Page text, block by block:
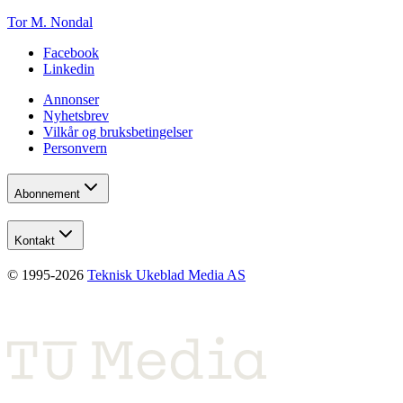
Tor M. Nondal
Facebook
Linkedin
Annonser
Nyhetsbrev
Vilkår og bruksbetingelser
Personvern
Abonnement
Kontakt
© 1995-2026 Teknisk Ukeblad Media AS